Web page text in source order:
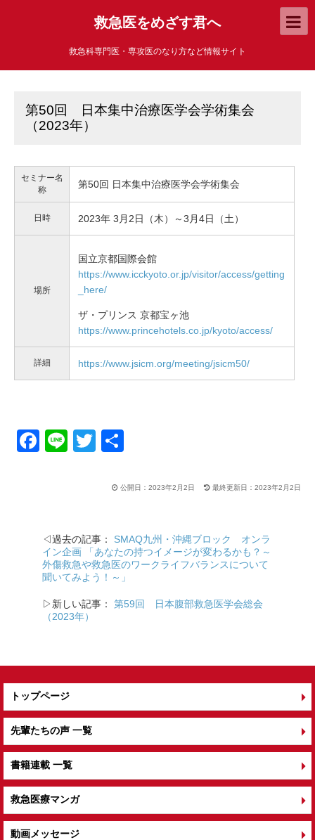
救急医をめざす君へ
救急科専門医・専攻医のなり方など情報サイト
第50回 日本集中治療医学会学術集会
（2023年）
セミナー名
称
第50回 日本集中治療医学会学術集会
日時 2023年 3月2日（木）～3月4日（土）
場所
国立京都国際会館
https://www.icckyoto.or.jp/visitor/access/getting
_here/
ザ・プリンス 京都宝ヶ池
https://www.princehotels.co.jp/kyoto/access/
詳細 https://www.jsicm.org/meeting/jsicm50/
F
b
o
o
k
Li
T
公開日：2023年2月2日 最終更新日：2023年2月2日
◁過去の記事： SMAQ九州・沖縄ブロック オンラ
イン企画 「あなたの持つイメージが変わるかも？～
外傷救急や救急医のワークライフバランスについて
聞いてみよう！～」
▷新しい記事： 第59回 日本腹部救急医学会総会
（2023年）
トップページ
先輩たちの声 一覧
書籍連載 一覧
救急医療マンガ
動画メッセージ